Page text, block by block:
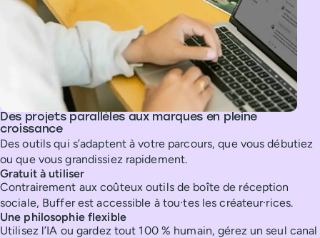
Des projets parallèles aux marques en pleine
croissance
Des outils qui s’adaptent à votre parcours, que vous débutiez
ou que vous grandissiez rapidement.
Gratuit à utiliser
Contrairement aux coûteux outils de boîte de réception
sociale, Buffer est accessible à tou·tes les créateur·rices.
Une philosophie flexible
Utilisez l’IA ou gardez tout 100 % humain, gérez un seul canal